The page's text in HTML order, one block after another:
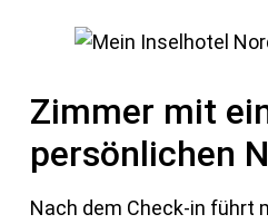
Zimmer mit
persönlichen
Nach dem Check-in führt